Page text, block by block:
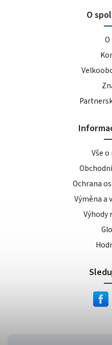
O
Vše
Ochrana
Výměna a
Výhody